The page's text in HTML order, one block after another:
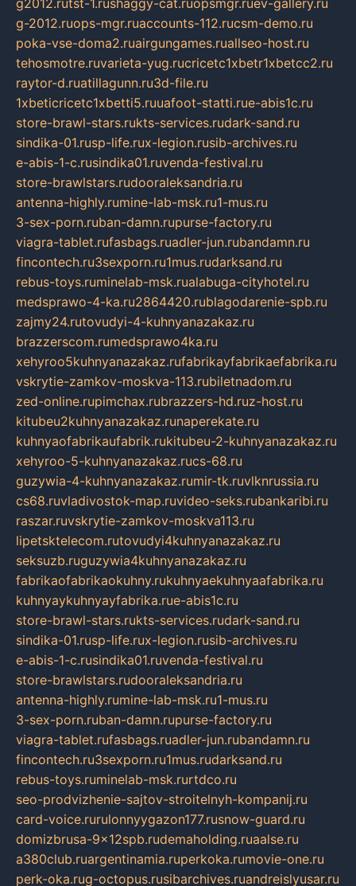
g-2012.ruops-mgr.ruaccounts-112.rucsm-demo.ru
poka-vse-doma2.ruairgungames.ruallseo-host.ru
tehosmotre.ruvarieta-yug.rucricetc1xbetr1xbetcc2.ru
raytor-d.ruatillagunn.ru3d-file.ru
1xbeticricetc1xbetti5.ruuafoot-statti.rue-abis1c.ru
store-brawl-stars.rukts-services.rudark-sand.ru
sindika-01.rusp-life.rux-legion.rusib-archives.ru
e-abis-1-c.rusindika01.ruvenda-festival.ru
store-brawlstars.rudooraleksandria.ru
antenna-highly.rumine-lab-msk.ru1-mus.ru
3-sex-porn.ruban-damn.rupurse-factory.ru
viagra-tablet.rufasbags.ruadler-jun.rubandamn.ru
fincontech.ru3sexporn.ru1mus.rudarksand.ru
rebus-toys.ruminelab-msk.rualabuga-cityhotel.ru
medsprawo-4-ka.ru2864420.rublagodarenie-spb.ru
zajmy24.rutovudyi-4-kuhnyanazakaz.ru
brazzerscom.rumedsprawo4ka.ru
xehyroo5kuhnyanazakaz.rufabrikayfabrikaefabrika.ru
vskrytie-zamkov-moskva-113.rubiletnadom.ru
zed-online.rupimchax.rubrazzers-hd.ruz-host.ru
kitubeu2kuhnyanazakaz.runaperekate.ru
kuhnyaofabrikaufabrik.rukitubeu-2-kuhnyanazakaz.ru
xehyroo-5-kuhnyanazakaz.rucs-68.ru
guzywia-4-kuhnyanazakaz.rumir-tk.ruvlknrussia.ru
cs68.ruvladivostok-map.ruvideo-seks.rubankaribi.ru
raszar.ruvskrytie-zamkov-moskva113.ru
lipetsktelecom.rutovudyi4kuhnyanazakaz.ru
seksuzb.ruguzywia4kuhnyanazakaz.ru
fabrikaofabrikaokuhny.rukuhnyaekuhnyaafabrika.ru
kuhnyaykuhnyayfabrika.rue-abis1c.ru
store-brawl-stars.rukts-services.rudark-sand.ru
sindika-01.rusp-life.rux-legion.rusib-archives.ru
e-abis-1-c.rusindika01.ruvenda-festival.ru
store-brawlstars.rudooraleksandria.ru
antenna-highly.rumine-lab-msk.ru1-mus.ru
3-sex-porn.ruban-damn.rupurse-factory.ru
viagra-tablet.rufasbags.ruadler-jun.rubandamn.ru
fincontech.ru3sexporn.ru1mus.rudarksand.ru
rebus-toys.ruminelab-msk.rurtdco.ru
seo-prodvizhenie-sajtov-stroitelnyh-kompanij.ru
card-voice.rurulonnyygazon177.rusnow-guard.ru
domizbrusa-9x12spb.rudemaholding.ruaalse.ru
a380club.ruargentinamia.ruperkoka.rumovie-one.ru
perk-oka.rug-octopus.rusibarchives.ruandreislyusar.ru